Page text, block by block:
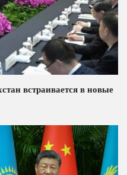
встраивается в новые